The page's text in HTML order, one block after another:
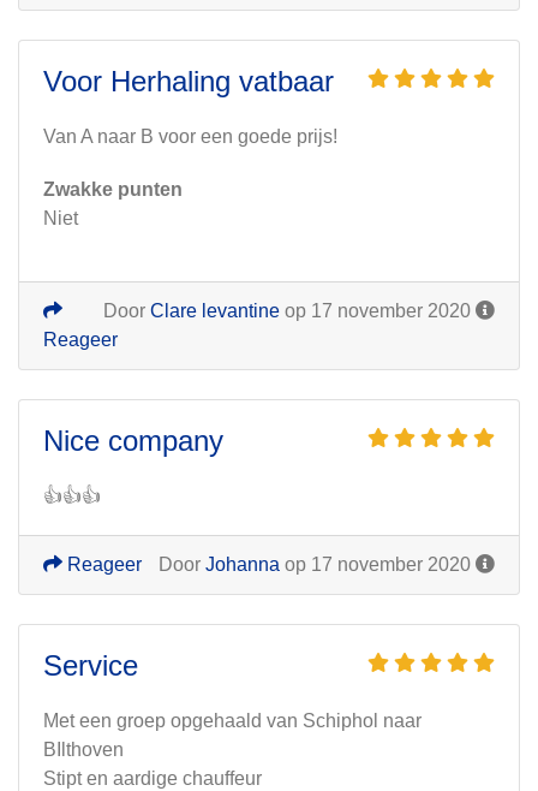
Voor Herhaling vatbaar
Van A naar B voor een goede prijs!
Zwakke punten
Niet
Door Clare levantine op 17 november 2020
Reageer
Nice company
👍👍👍
Door Johanna op 17 november 2020
Reageer
Service
Met een groep opgehaald van Schiphol naar
BIlthoven
Stipt en aardige chauffeur